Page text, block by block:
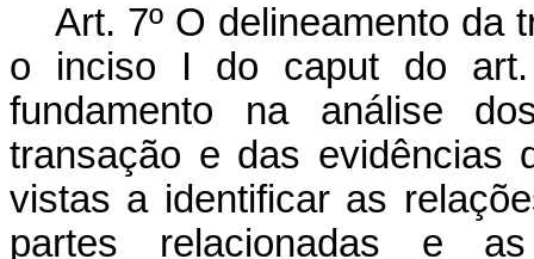
Art. 7º O delineamento da
o inciso I do caput do
fundamento na análise
transação e das evidências
vistas a identificar as
partes relacionadas e as